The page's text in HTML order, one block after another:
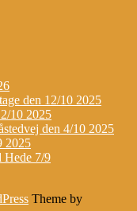
den 12/10 2025
10 2025
den 4/10 2025
2025
Hede 7/9
Theme by